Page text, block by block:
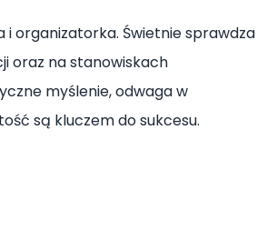
organizatorka. Świetnie sprawdza
oraz na stanowiskach
myślenie, odwaga w
są kluczem do sukcesu.